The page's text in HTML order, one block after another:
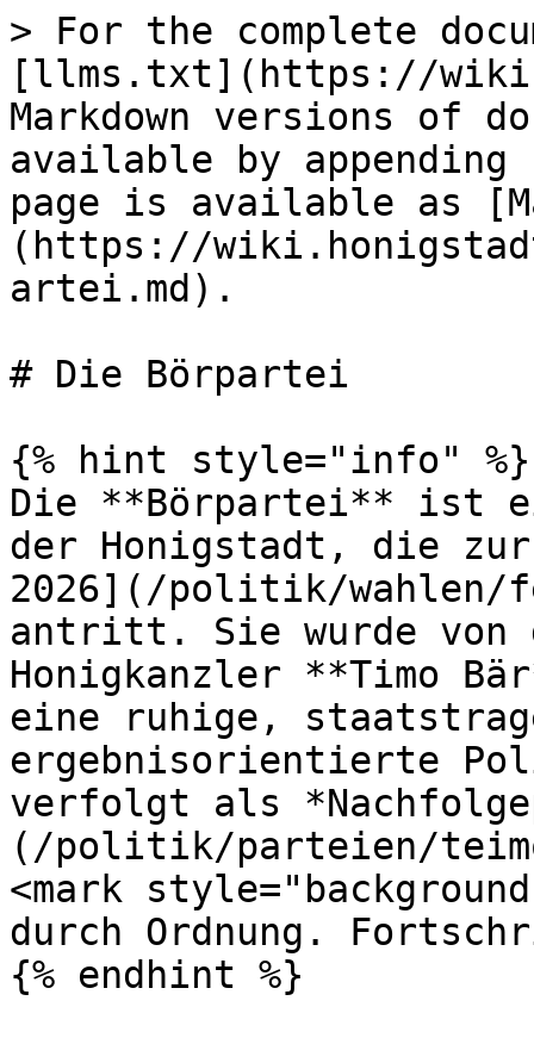
> For the complete
[llms.txt](https://
Markdown versions of
available by
page is available as
(https://
artei.md).
# Die Börpartei
{% hint style="info" %}
Die **Börpartei** ist
der Honigstadt, die
2026](/politik/wahlen/
antritt. Sie wurde von
Honigkanzler **Timo
eine ruhige,
ergebnisorientierte
verfolgt als
(/politik/parteien/
<mark
durch Ordnung.
{% endhint %}